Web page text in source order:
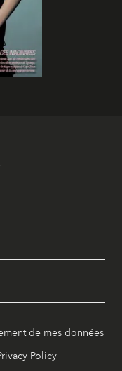
de mes données
Policy